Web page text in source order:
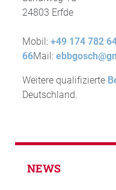
24803 Erfde
Mobil: +49 174 782
66Mail:
Weitere qualifizierte
Deutschland.
NEWS